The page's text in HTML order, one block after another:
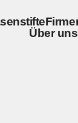
Über uns